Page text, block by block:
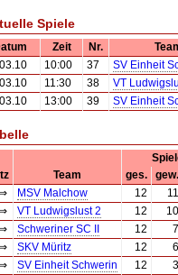
Spiele
Zeit Nr.
10:00 37
SV Einheit
11:30 38
VT
13:00 39 SV Einheit
Team ges.
gew.
MSV Malchow 12
11
VT Ludwigslust 2 12
10
Schweriner SC II 12
7
SKV Müritz 12
6
SV Einheit Schwerin 12
3